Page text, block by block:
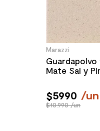
Marazzi
Guardapolvo
Mate Sal y
$5990 /un
$10.990 /un